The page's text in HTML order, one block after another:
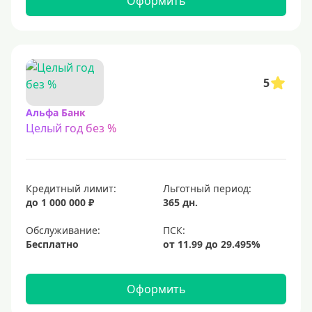
С 23 лет
Льготный период (без процентов)
С льготным периодом
50 дней
55 дней
На 90 дней
100 дней
110 дней
5
Альфа Банк
Целый год без %
Кредитный лимит:
до 1 000 000 ₽
Льготный период:
365 дн.
Обслуживание:
Бесплатно
Оформить